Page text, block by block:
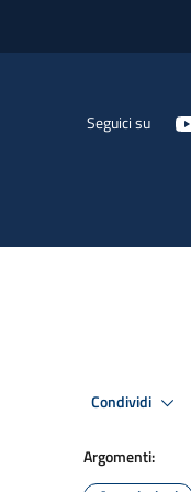
Seguici su
Condividi
Argomenti: